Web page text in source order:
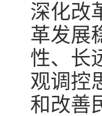
深化改
革发展
性、长
观调控
和改善